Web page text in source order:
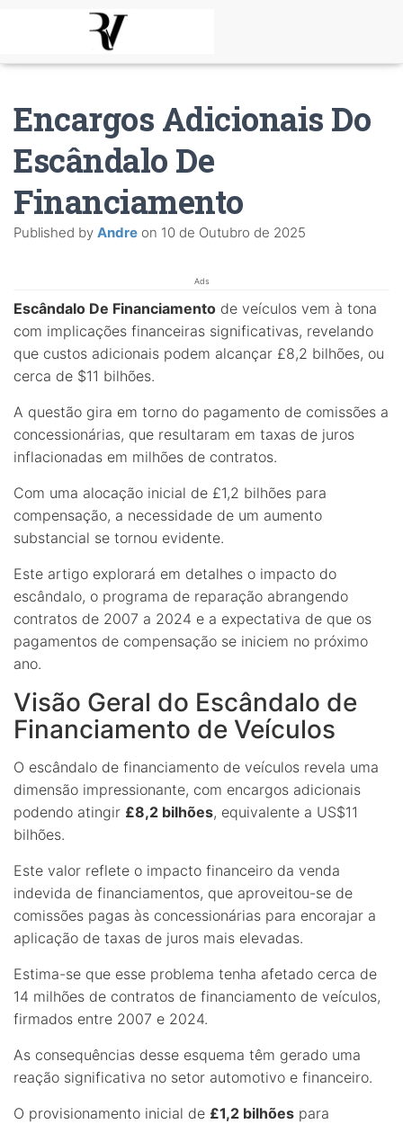
Encargos Adicionais Do
Escândalo De
Financiamento
Published by Andre on 10 de Outubro de 2025
Ads
Escândalo De Financiamento de veículos vem à tona
com implicações financeiras significativas, revelando
que custos adicionais podem alcançar £8,2 bilhões, ou
cerca de $11 bilhões.
A questão gira em torno do pagamento de comissões a
concessionárias, que resultaram em taxas de juros
inflacionadas em milhões de contratos.
Com uma alocação inicial de £1,2 bilhões para
compensação, a necessidade de um aumento
substancial se tornou evidente.
Este artigo explorará em detalhes o impacto do
escândalo, o programa de reparação abrangendo
contratos de 2007 a 2024 e a expectativa de que os
pagamentos de compensação se iniciem no próximo
ano.
Visão Geral do Escândalo de
Financiamento de Veículos
O escândalo de financiamento de veículos revela uma
dimensão impressionante, com encargos adicionais
podendo atingir £8,2 bilhões, equivalente a US$11
bilhões.
Este valor reflete o impacto financeiro da venda
indevida de financiamentos, que aproveitou-se de
comissões pagas às concessionárias para encorajar a
aplicação de taxas de juros mais elevadas.
Estima-se que esse problema tenha afetado cerca de
14 milhões de contratos de financiamento de veículos,
firmados entre 2007 e 2024.
As consequências desse esquema têm gerado uma
reação significativa no setor automotivo e financeiro.
O provisionamento inicial de £1,2 bilhões para